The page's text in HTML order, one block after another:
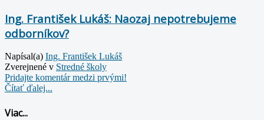
Ing. František Lukáš: Naozaj nepotrebujeme
odborníkov?
Napísal(a) Ing. František Lukáš
Zverejnené v Stredné školy
Pridajte komentár medzi prvými!
Čítať ďalej...
Viac...